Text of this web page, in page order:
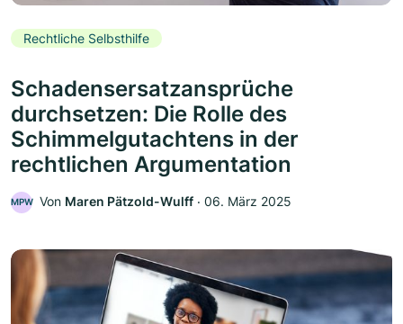
Rechtliche Selbsthilfe
Schadensersatzansprüche
durchsetzen: Die Rolle des
Schimmelgutachtens in der
rechtlichen Argumentation
MPW Von Maren Pätzold-Wulff ‧ 06. März 2025